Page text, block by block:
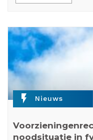
flash_on Nieuws
noodsituatie in